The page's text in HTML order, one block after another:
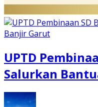
UPTD
Salurkan